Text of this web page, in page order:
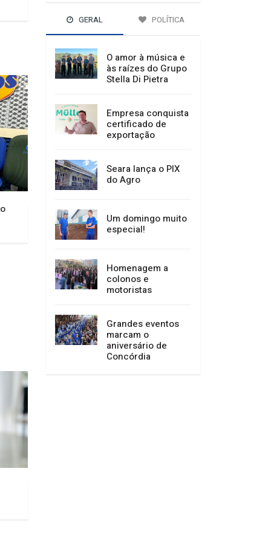
GERAL POLÍTICA
O amor à música e
às raízes do Grupo
Stella Di Pietra
Empresa conquista
certificado de
exportação
Seara lança o PIX
do Agro
Um domingo muito
especial!
Homenagem a
colonos e
motoristas
Grandes eventos
marcam o
aniversário de
Concórdia